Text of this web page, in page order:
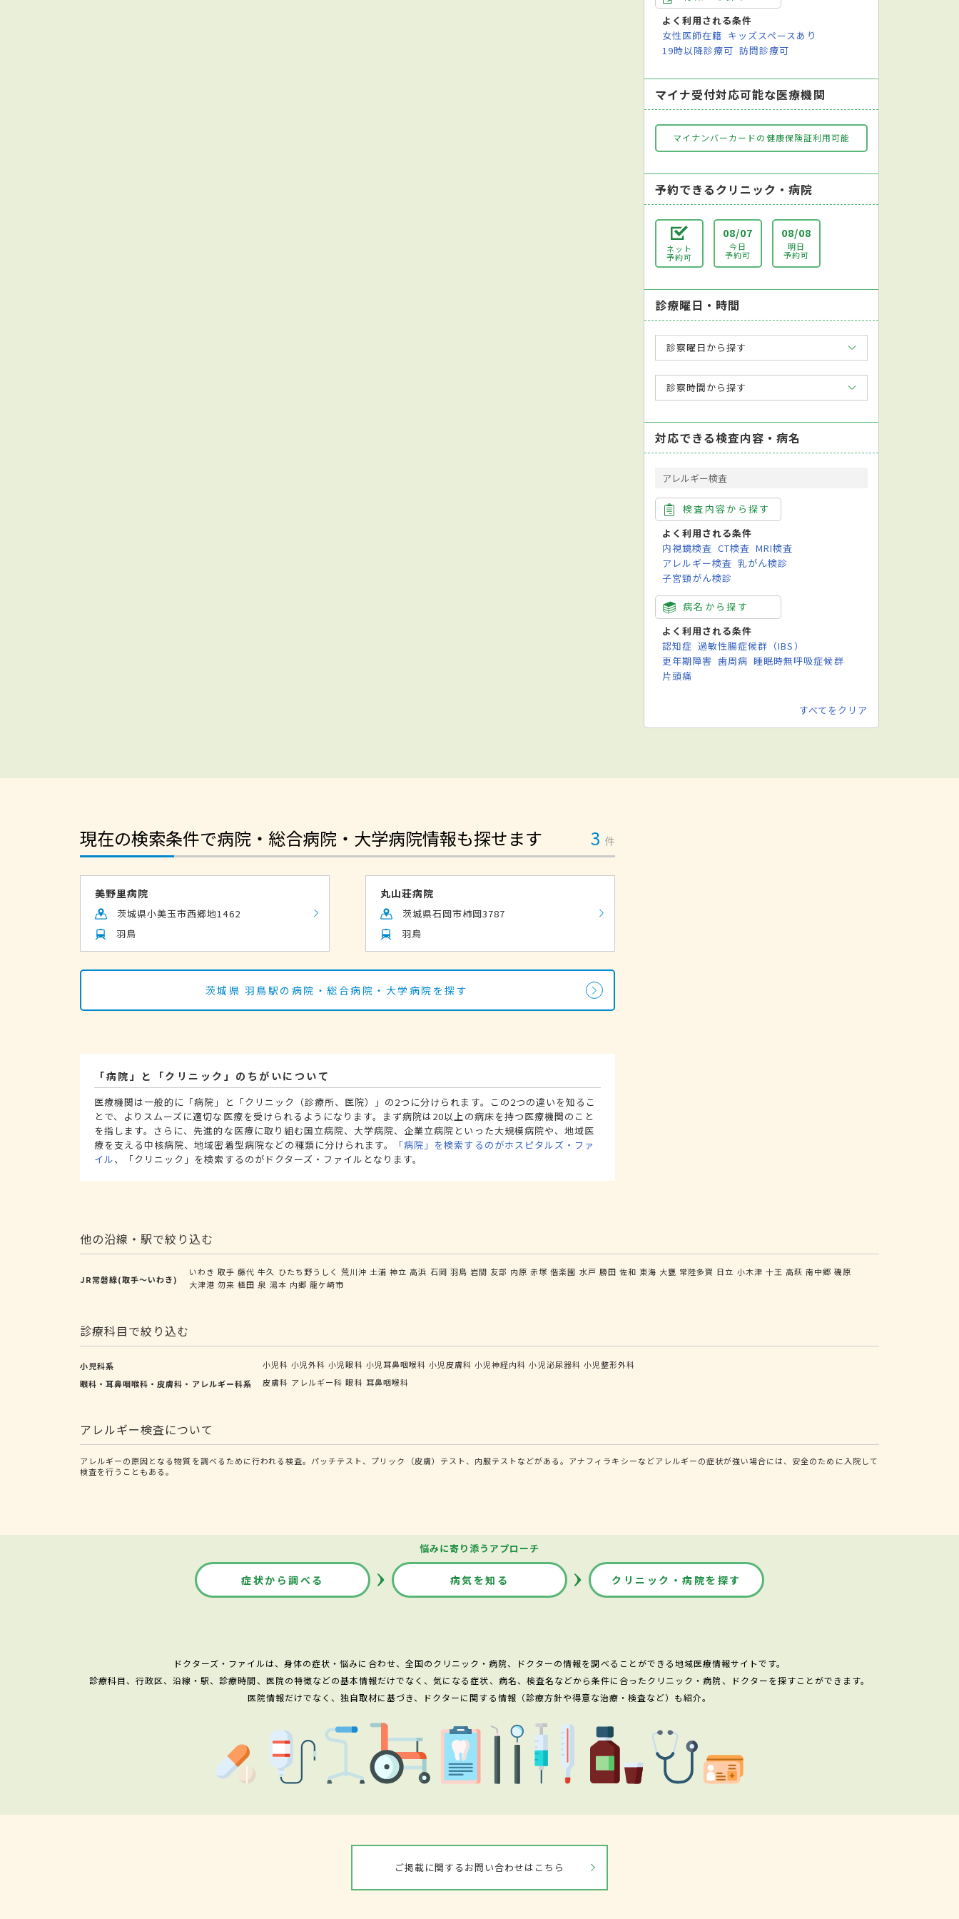
よく利用される条件
女性医師在籍 キッズスペースあり
19時以降診療可 訪問診療可
マイナ受付対応可能な医療機関
マイナンバーカードの健康保険証利用可能
予約できるクリニック・病院
ネット
予約可
08/07
今日
予約可
08/08
明日
予約可
診療曜日・時間
診察曜日から探す
診察時間から探す
対応できる検査内容・病名
アレルギー検査
検査内容から探す
よく利用される条件
内視鏡検査 CT検査 MRI検査
アレルギー検査 乳がん検診
子宮頸がん検診
病名から探す
よく利用される条件
認知症 過敏性腸症候群（IBS）
更年期障害 歯周病 睡眠時無呼吸症候群
片頭痛
すべてをクリア
現在の検索条件で病院・総合病院・大学病院情報も探せます 3 件
美野里病院
茨城県小美玉市西郷地1462
羽鳥
丸山荘病院
茨城県石岡市柿岡3787
羽鳥
茨城県 羽鳥駅の病院・総合病院・大学病院を探す
「病院」と「クリニック」のちがいについて
医療機関は一般的に「病院」と「クリニック（診療所、医院）」の2つに分けられます。この2つの違いを知るこ
とで、よりスムーズに適切な医療を受けられるようになります。まず病院は20以上の病床を持つ医療機関のこと
を指します。さらに、先進的な医療に取り組む国立病院、大学病院、企業立病院といった大規模病院や、地域医
療を支える中核病院、地域密着型病院などの種類に分けられます。
「病院」を検索するのがホスピタルズ・ファ
イル、「クリニック」を検索するのがドクターズ・ファイルとなります。
他の沿線・駅で絞り込む
JR常磐線(取手～いわき)
いわき 取手 藤代 牛久 ひたち野うしく 荒川沖 土浦 神立 高浜 石岡 羽鳥 岩間 友部 内原 赤塚 偕楽園 水戸 勝田 佐和 東海 大甕 常陸多賀 日立 小木津 十王 高萩 南中郷 磯原
大津港 勿来 植田 泉 湯本 内郷 龍ケ崎市
診療科目で絞り込む
小児科系 小児科 小児外科 小児眼科 小児耳鼻咽喉科 小児皮膚科 小児神経内科 小児泌尿器科 小児整形外科
眼科・耳鼻咽喉科・皮膚科・アレルギー科系
皮膚科 アレルギー科 眼科 耳鼻咽喉科
アレルギー検査について
アレルギーの原因となる物質を調べるために行われる検査。パッチテスト、プリック（皮膚）テスト、内服テストなどがある。アナフィラキシーなどアレルギーの症状が強い場合には、安全のために入院して
検査を行うこともある。
悩みに寄り添うアプローチ
症状から調べる 病気を知る クリニック・病院を探す
ドクターズ・ファイルは、身体の症状・悩みに合わせ、全国のクリニック・病院、ドクターの情報を調べることができる地域医療情報サイトです。
診療科目、行政区、沿線・駅、診療時間、医院の特徴などの基本情報だけでなく、気になる症状、病名、検査名などから条件に合ったクリニック・病院、ドクターを探すことができます。
医院情報だけでなく、独自取材に基づき、ドクターに関する情報（診療方針や得意な治療・検査など）も紹介。
ご掲載に関するお問い合わせはこちら